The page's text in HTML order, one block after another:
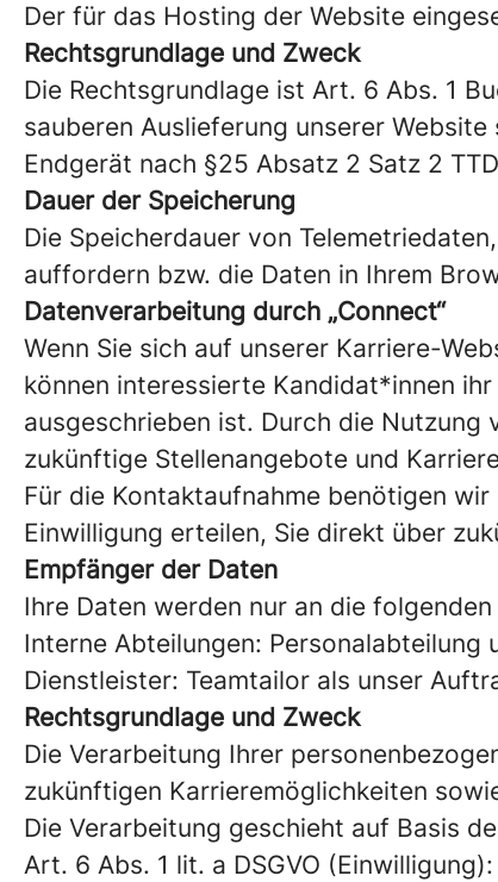
Der für das Hosting der Website
Rechtsgrundlage und Zweck
Die Rechtsgrundlage ist Art. 6 Abs. 1
sauberen Auslieferung unserer
Endgerät nach §25 Absatz 2 Satz 2
Dauer der Speicherung
Die Speicherdauer von
auffordern bzw. die Daten in Ihrem
Datenverarbeitung durch „Connect“
Wenn Sie sich auf unserer Karriere-
können interessierte Kandidat*innen
ausgeschrieben ist. Durch die
zukünftige Stellenangebote und
Für die Kontaktaufnahme benötigen
Einwilligung erteilen, Sie direkt über
Empfänger der Daten
Ihre Daten werden nur an die
Interne Abteilungen: Personalabteilung
Dienstleister: Teamtailor als unser
Rechtsgrundlage und Zweck
Die Verarbeitung Ihrer
zukünftigen Karrieremöglichkeiten
Die Verarbeitung geschieht auf Basis
Art. 6 Abs. 1 lit. a DSGVO